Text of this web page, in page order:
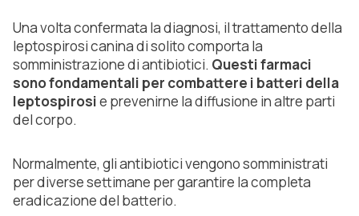
Una volta confermata la diagnosi, il trattamento della
leptospirosi canina di solito comporta la
somministrazione di antibiotici. Questi farmaci
sono fondamentali per combattere i batteri della
leptospirosie prevenirne la diffusione in altre parti
del corpo.
Normalmente, gli antibiotici vengono somministrati
per diverse settimane per garantire la completa
eradicazione del batterio.